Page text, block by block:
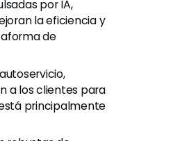
por IA,
la eficiencia y
de
a los clientes para
principalmente